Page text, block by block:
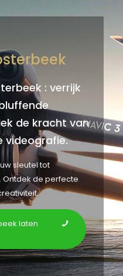
: verrijk
de kracht van
videografie.
sleutel tot
de perfecte
laten